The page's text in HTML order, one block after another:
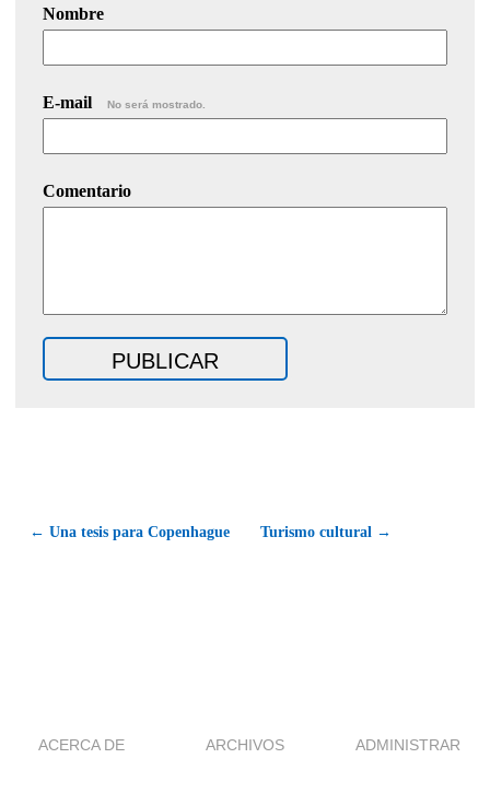
Nombre
E-mail No será mostrado.
Comentario
← Una tesis para Copenhague Turismo cultural →
ACERCA DE ARCHIVOS ADMINISTRAR